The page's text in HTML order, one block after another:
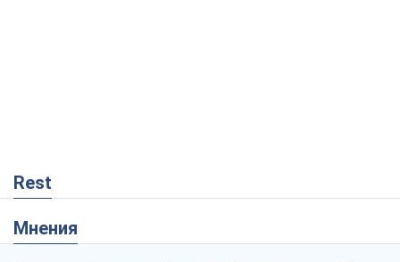
Rest
Мнения